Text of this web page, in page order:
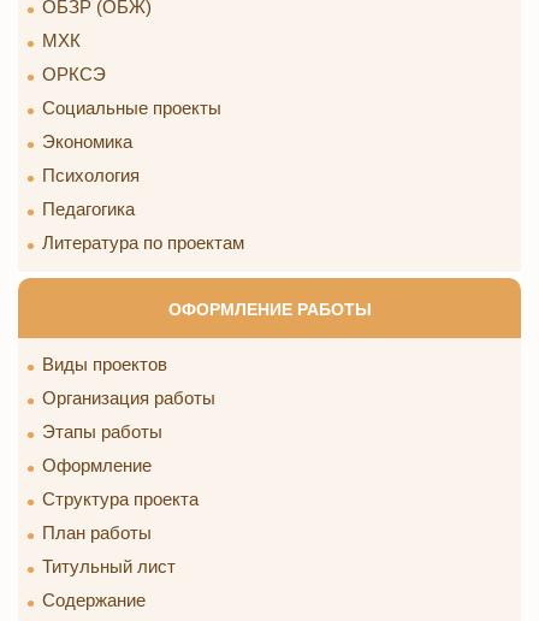
ОБЗР (ОБЖ)
МХК
ОРКСЭ
Социальные проекты
Экономика
Психология
Педагогика
Литература по проектам
ОФОРМЛЕНИЕ РАБОТЫ
Виды проектов
Организация работы
Этапы работы
Оформление
Структура проекта
План работы
Титульный лист
Содержание